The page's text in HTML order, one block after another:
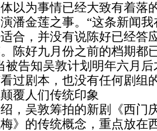
为事情已经大致有着落
潘金莲之事。“这条新闻
合，并没有说陈好已经答
陈好九月份之前的档期都
被告知吴敦计划明年六月
过剧本，也没有任何剧组
人们传统印象
吴敦筹拍的新剧《西门
》的传统概念，重点放在